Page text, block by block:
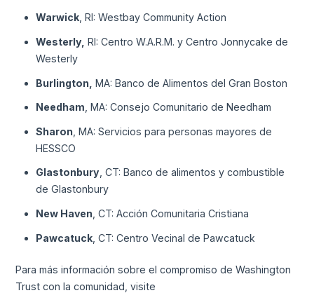
Warwick, RI: Westbay Community Action
Westerly, RI: Centro W.A.R.M. y Centro Jonnycake de
Westerly
Burlington, MA: Banco de Alimentos del Gran Boston
Needham , MA: Consejo Comunitario de Needham
Sharon , MA: Servicios para personas mayores de
HESSCO
Glastonbury, CT: Banco de alimentos y combustible
de Glastonbury
New Haven , CT: Acción Comunitaria Cristiana
Pawcatuck, CT: Centro Vecinal de Pawcatuck
Para más información sobre el compromiso de Washington
Trust con la comunidad, visite